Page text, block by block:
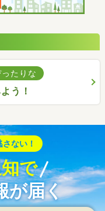
たりな
う！
ない！
で
が届く